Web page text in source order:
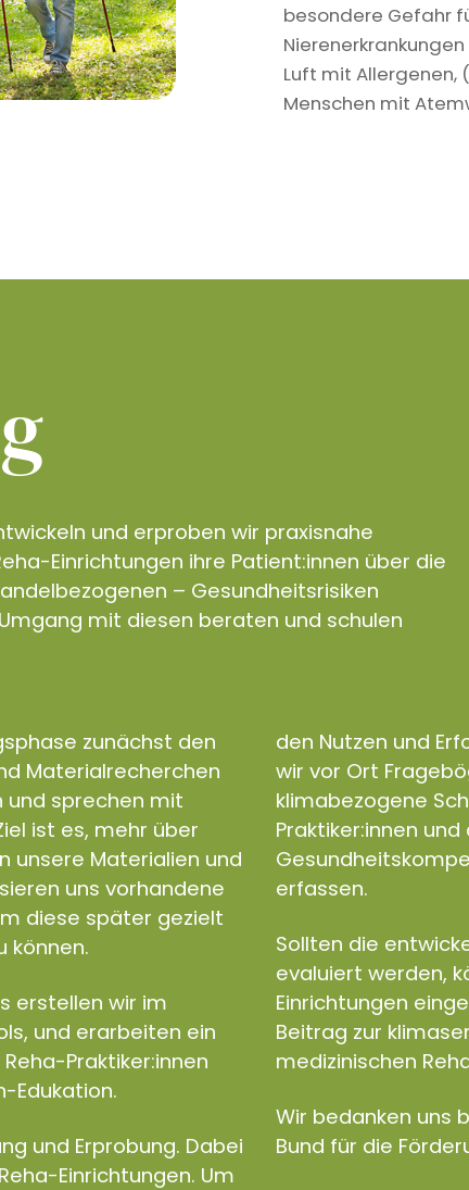
besondere Gefahr
Luft mit
Menschen mit
und erproben wir praxisnahe
Einrichtungen ihre Patient:innen über die
– Gesundheitsrisiken
mit diesen beraten und schulen
zunächst den
Materialrecherchen
und sprechen mit
ist es, mehr über
unsere Materialien und
uns vorhandene
diese später gezielt
können.
erstellen wir im
und erarbeiten ein
Praktiker:innen
Edukation.
und Erprobung. Dabei
Einrichtungen. Um
den Nutzen und
wir vor Ort
klimabezogene
Praktiker:innen
erfassen.
Sollten die
evaluiert werden,
Einrichtungen
Beitrag zur
medizinischen
Wir bedanken uns
Bund für die